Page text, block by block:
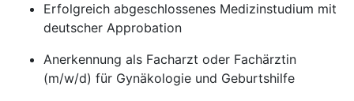
Erfolgreich abgeschlossenes Medizinstudium mit
deutscher Approbation
Anerkennung als Facharzt oder Fachärztin
(m/w/d) für Gynäkologie und Geburtshilfe